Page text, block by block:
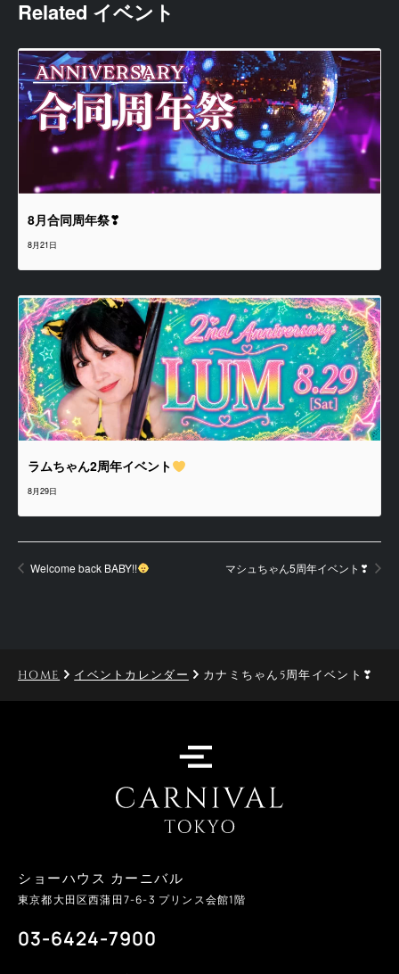
Related イベント
8月合同周年祭❣
8月21日
ラムちゃん2周年イベント
8月29日
Welcome back BABY!! マシュちゃん5周年イベント❣
HOME イベントカレンダー カナミちゃん5周年イベント❣
ショーハウス カーニバル
東京都大田区西蒲田7-6-3 プリンス会館1階
03-6424-7900